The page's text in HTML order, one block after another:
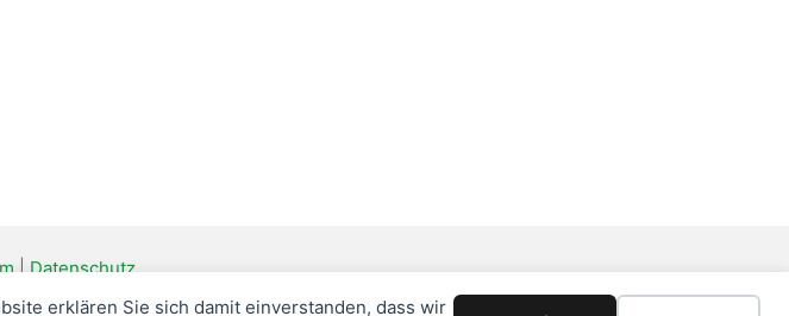
erklären Sie sich damit einverstanden, dass wir
|Datenschutz